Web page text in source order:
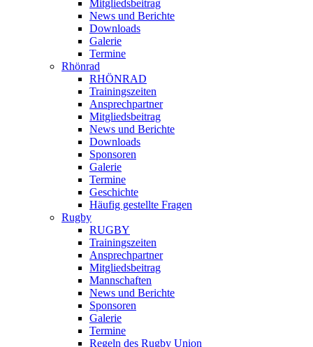
Mitgliedsbeitrag
News und Berichte
Downloads
Galerie
Termine
Rhönrad
RHÖNRAD
Trainingszeiten
Ansprechpartner
Mitgliedsbeitrag
News und Berichte
Downloads
Sponsoren
Galerie
Termine
Geschichte
Häufig gestellte Fragen
Rugby
RUGBY
Trainingszeiten
Ansprechpartner
Mitgliedsbeitrag
Mannschaften
News und Berichte
Sponsoren
Galerie
Termine
Regeln des Rugby Union